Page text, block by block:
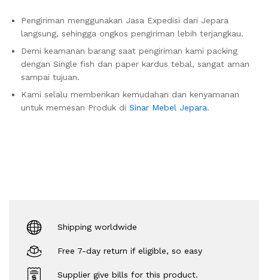
Pengiriman menggunakan Jasa Expedisi dari Jepara
langsung, sehingga ongkos pengiriman lebih terjangkau.
Demi keamanan barang saat pengiriman kami packing
dengan Single fish dan paper kardus tebal, sangat aman
sampai tujuan.
Kami selalu memberikan kemudahan dan kenyamanan
untuk memesan Produk di Sinar Mebel Jepara.
Shipping worldwide
Free 7-day return if eligible, so easy
Supplier give bills for this product.